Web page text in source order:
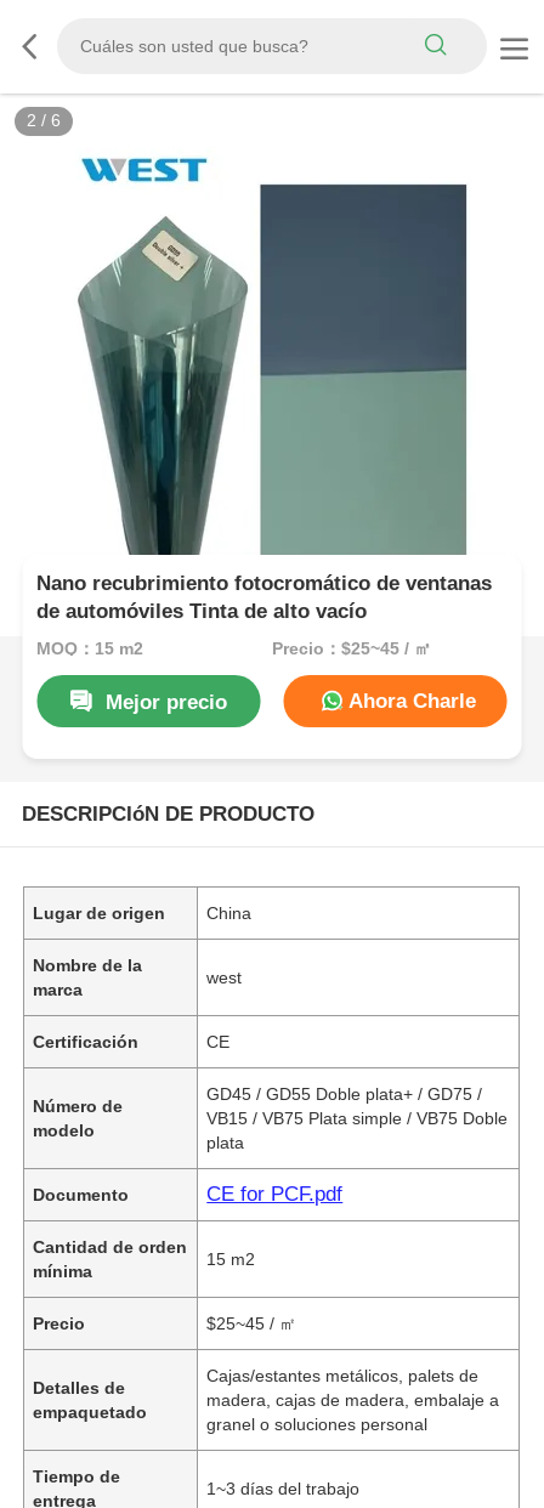
3 / 6
Nano recubrimiento fotocromático de ventanas
de automóviles Tinta de alto vacío
MOQ：15 m2 Precio：$25~45 / ㎡
Mejor precio Ahora Charle
DESCRIPCIóN DE PRODUCTO
Lugar de origen China
Nombre de la
marca
west
Certificación CE
Número de
modelo
GD45 / GD55 Doble plata+ / GD75 /
VB15 / VB75 Plata simple / VB75 Doble
plata
Documento CE for PCF.pdf
Cantidad de orden
mínima
15 m2
Precio $25~45 / ㎡
Detalles de
empaquetado
Cajas/estantes metálicos, palets de
madera, cajas de madera, embalaje a
granel o soluciones personal
Tiempo de
entrega
1~3 días del trabajo